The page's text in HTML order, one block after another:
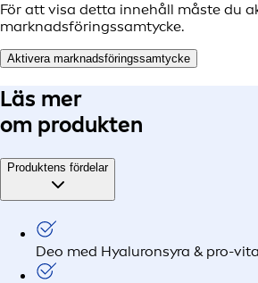
För att visa detta innehåll måste du
marknadsföringssamtycke.
Aktivera marknadsföringssamtycke
Läs mer
om produkten
Produktens fördelar
Deo med Hyaluronsyra & pro-